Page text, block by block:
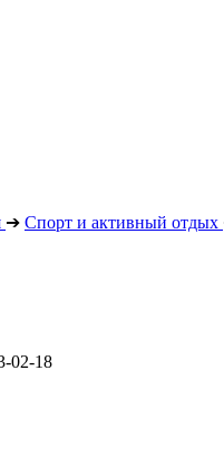
➔ Спорт и активный отдых
02-18